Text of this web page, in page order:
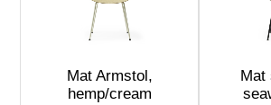
Mat Armstol,
hemp/cream
Mat